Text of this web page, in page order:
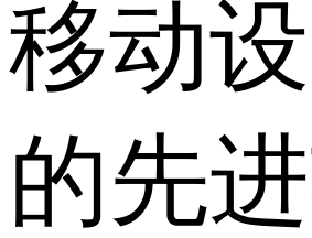
移动
的先